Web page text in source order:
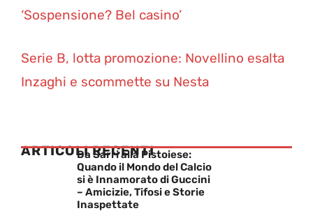
‘Sospensione? Bel casino’
Serie B, lotta promozione: Novellino esalta
Inzaghi e scommette su Nesta
ARTICOLI RECENTI
Da Sarri alla Pistoiese:
Quando il Mondo del Calcio
si è Innamorato di Guccini
– Amicizie, Tifosi e Storie
Inaspettate